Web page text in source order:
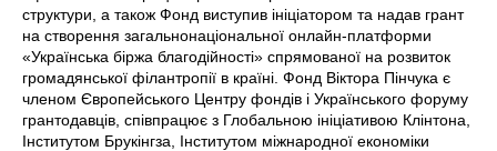
структури, а також Фонд виступив ініціатором та надав грант
на створення загальнонаціональної онлайн-платформи
«Українська біржа благодійності» спрямованої на розвиток
громадянської філантропії в країні. Фонд Віктора Пінчука є
членом Європейського Центру фондів і Українського форуму
грантодавців, співпрацює з Глобальною ініціативою Клінтона,
Інститутом Брукінгза, Інститутом міжнародної економіки